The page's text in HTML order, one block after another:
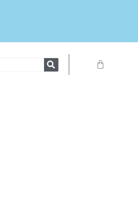
Search Carrito